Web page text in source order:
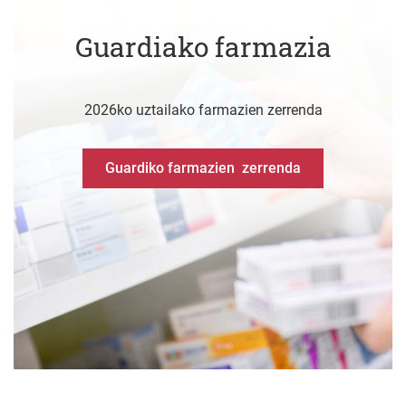
Guardiako farmazia
2026ko uztailako farmazien zerrenda
Guardiko farmazien zerrenda